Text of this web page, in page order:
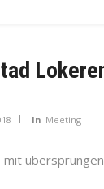
In Meeting